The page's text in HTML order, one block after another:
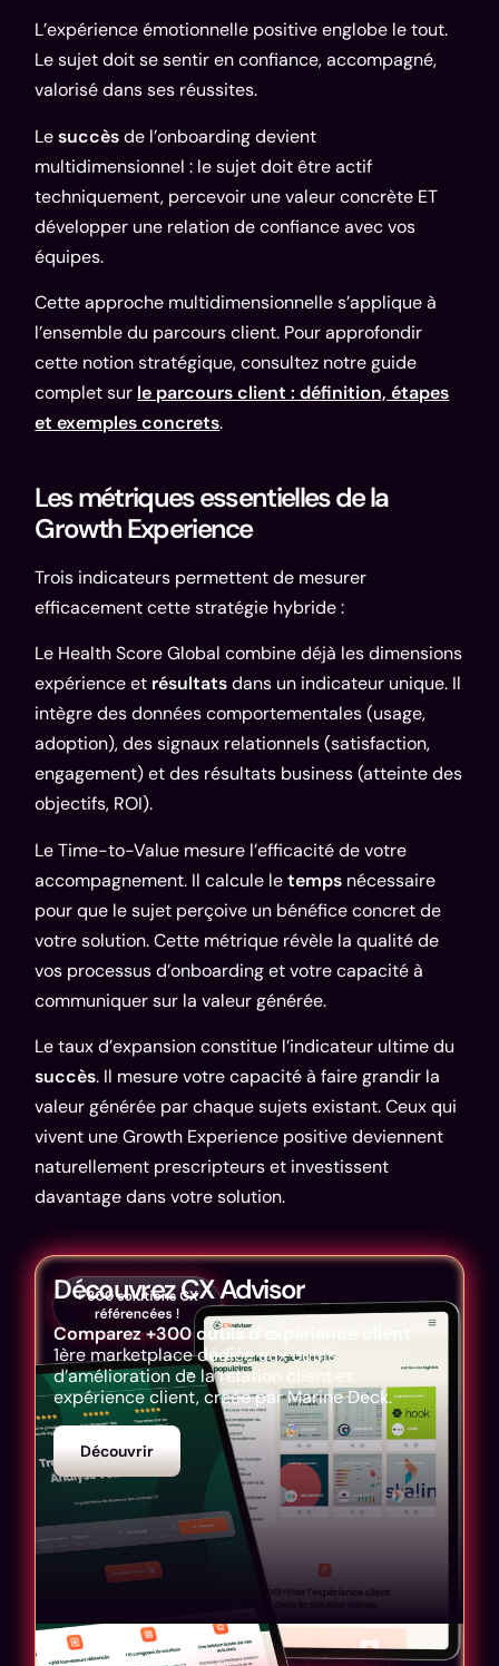
L’expérience émotionnelle positive englobe le tout.
Le sujet doit se sentir en confiance, accompagné,
valorisé dans ses réussites.
Lesuccèsde l’onboarding devient
multidimensionnel : le sujet doit être actif
techniquement, percevoir une valeur concrète ET
développer une relation de confiance avec vos
équipes.
Cette approche multidimensionnelle s’applique à
l’ensemble du parcours client. Pour approfondir
cette notion stratégique, consultez notre guide
complet sur le parcours client : définition, étapes
et exemples concrets.
Les métriques essentielles de la
Growth Experience
Trois indicateurs permettent de mesurer
efficacement cette stratégie hybride :
Le Health Score Global combine déjà les dimensions
expérience et résultatsdans un indicateur unique. Il
intègre des données comportementales (usage,
adoption), des signaux relationnels (satisfaction,
engagement) et des résultats business (atteinte des
objectifs, ROI).
Le Time-to-Value mesure l’efficacité de votre
accompagnement. Il calcule letemps nécessaire
pour que le sujet perçoive un bénéfice concret de
votre solution. Cette métrique révèle la qualité de
vos processus d’onboarding et votre capacité à
communiquer sur la valeur générée.
Le taux d’expansion constitue l’indicateur ultime du
succès. Il mesure votre capacité à faire grandir la
valeur générée par chaque sujets existant. Ceux qui
vivent une Growth Experience positive deviennent
naturellement prescripteurs et investissent
davantage dans votre solution.
Découvrez CX Advisor
Comparez +300 outils d’expérience client
1ère marketplace dédiée aux outils
d’amélioration de la relation client et
expérience client, créée par Marine Deck.
Découvrir